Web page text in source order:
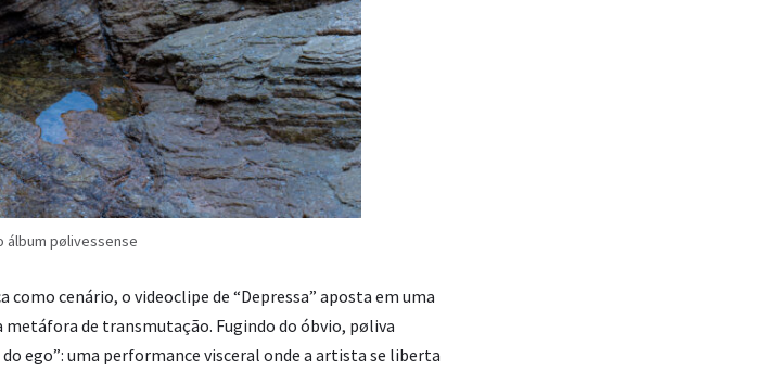
álbum pølivessense
cenário, o videoclipe de “Depressa” aposta em uma
de transmutação. Fugindo do óbvio, pøliva
ego”: uma performance visceral onde a artista se liberta